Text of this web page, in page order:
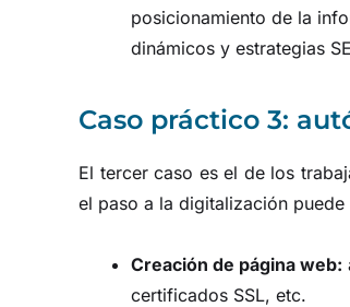
posicionamiento de la
dinámicos y estrategias
Caso práctico 3:
El tercer caso es el de los
el paso a la digitalización
Creación de página web:
certificados SSL, etc.